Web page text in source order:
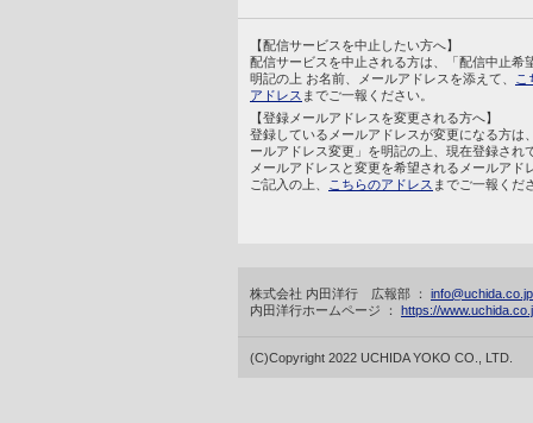
【配信サービスを中止したい方へ】
配信サービスを中止される方は、「配信中止希
明記の上 お名前、メールアドレスを添えて、
こ
アドレス までご一報ください。
【登録メールアドレスを変更される方へ】
登録しているメールアドレスが変更になる方は
ールアドレス変更」を明記の上、現在登録され
メールアドレスと変更を希望されるメールアド
ご記入の上、
こちらのアドレス までご一報くだ
株式会社 内田洋行 広報部 ： info@uchida.co.jp
内田洋行ホームページ ： https://
(C)Copyright 2022 UCHIDA YOKO CO., LTD.